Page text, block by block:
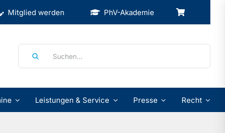
Mitglied werden PhV-Akademie
Leistungen & Service Presse Recht